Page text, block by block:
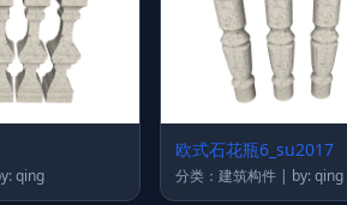
建筑构件 | by: qing
欧式石花瓶6_su2017
分类：建筑构件 | by: qing